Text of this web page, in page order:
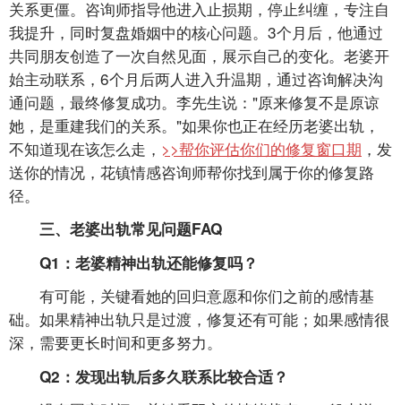
关系更僵。咨询师指导他进入止损期，停止纠缠，专注自
我提升，同时复盘婚姻中的核心问题。3个月后，他通过
共同朋友创造了一次自然见面，展示自己的变化。老婆开
始主动联系，6个月后两人进入升温期，通过咨询解决沟
通问题，最终修复成功。李先生说："原来修复不是原谅
她，是重建我们的关系。"如果你也正在经历老婆出轨，
不知道现在该怎么走， >>帮你评估你们的修复窗口期 ，发
送你的情况，花镇情感咨询师帮你找到属于你的修复路
径。
三、老婆出轨常见问题FAQ
Q1：老婆精神出轨还能修复吗？
有可能，关键看她的回归意愿和你们之前的感情基
础。如果精神出轨只是过渡，修复还有可能；如果感情很
深，需要更长时间和更多努力。
Q2：发现出轨后多久联系比较合适？